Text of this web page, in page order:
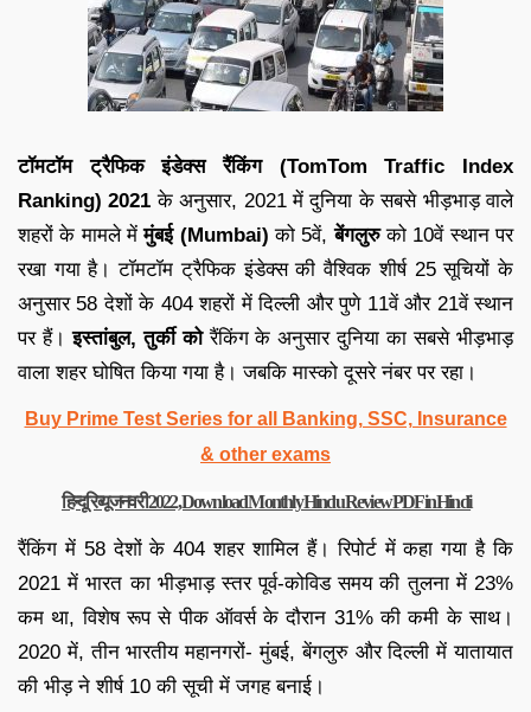
टॉमटॉम ट्रैफिक इंडेक्स रैंकिंग (TomTom Traffic Index
Ranking) 2021 के अनुसार, 2021 में दुनिया के सबसे भीड़भाड़ वाले
शहरों के मामले मेंमुंबई (Mumbai) को 5वें,बेंगलुरुको 10वें स्थान पर
रखा गया है। टॉमटॉम ट्रैफिक इंडेक्स की वैश्विक शीर्ष 25 सूचियों के
अनुसार 58 देशों के 404 शहरों में दिल्ली और पुणे 11वें और 21वें स्थान
पर हैं।इस्तांबुल, तुर्की कोरैंकिंग के अनुसार दुनिया का सबसे भीड़भाड़
वाला शहर घोषित किया गया है। जबकि मास्को दूसरे नंबर पर रहा।
Buy Prime Test Series for all Banking, SSC, Insurance
& other exams
हिन्दू रिव्यू जनवरी 2022, Download Monthly Hindu Review PDF in Hindi
रैंकिंग में 58 देशों के 404 शहर शामिल हैं। रिपोर्ट में कहा गया है कि
2021 में भारत का भीड़भाड़ स्तर पूर्व-कोविड समय की तुलना में 23%
कम था, विशेष रूप से पीक ऑवर्स के दौरान 31% की कमी के साथ।
2020 में, तीन भारतीय महानगरों- मुंबई, बेंगलुरु और दिल्ली में यातायात
की भीड़ ने शीर्ष 10 की सूची में जगह बनाई।